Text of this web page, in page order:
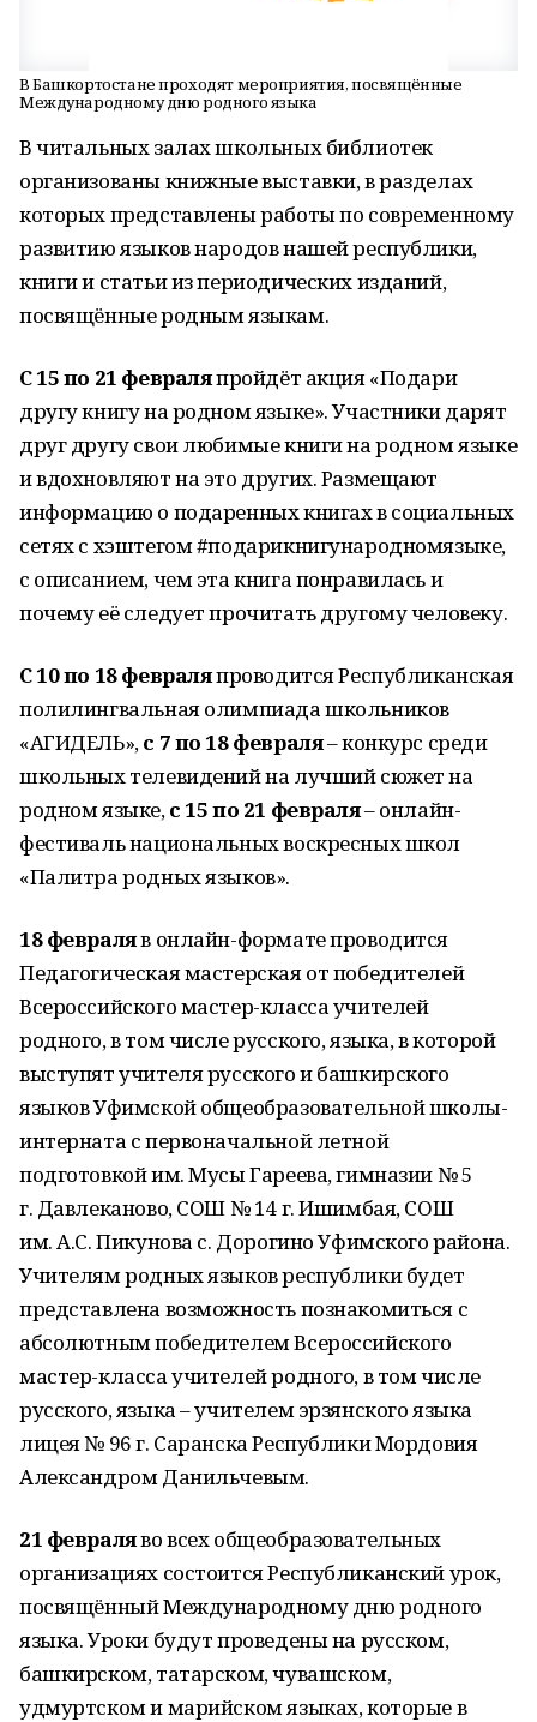
В Башкортостане проходят мероприятия, посвящённые
Международному дню родного языка
В читальных залах школьных библиотек
организованы книжные выставки, в разделах
которых представлены работы по современному
развитию языков народов нашей республики,
книги и статьи из периодических изданий,
посвящённые родным языкам.
С 15 по 21 февраляпройдёт акция «Подари
другу книгу на родном языке». Участники дарят
друг другу свои любимые книги на родном языке
и вдохновляют на это других. Размещают
информацию о подаренных книгах в социальных
сетях с хэштегом #подарикнигународномязыке,
с описанием, чем эта книга понравилась и
почему её следует прочитать другому человеку.
С 10 по 18 февраляпроводится Республиканская
полилингвальная олимпиада школьников
«АГИДЕЛЬ»,с 7 по 18 февраля– конкурс среди
школьных телевидений на лучший сюжет на
родном языке,с 15 по 21 февраля– онлайн-
фестиваль национальных воскресных школ
«Палитра родных языков».
18 февраляв онлайн-формате проводится
Педагогическая мастерская от победителей
Всероссийского мастер-класса учителей
родного, в том числе русского, языка, в которой
выступят учителя русского и башкирского
языков Уфимской общеобразовательной школы-
интерната с первоначальной летной
подготовкой им. Мусы Гареева, гимназии № 5
г. Давлеканово, СОШ № 14 г. Ишимбая, СОШ
им. А.С. Пикунова с. Дорогино Уфимского района.
Учителям родных языков республики будет
представлена возможность познакомиться с
абсолютным победителем Всероссийского
мастер-класса учителей родного, в том числе
русского, языка – учителем эрзянского языка
лицея № 96 г. Саранска Республики Мордовия
Александром Данильчевым.
21 февраляво всех общеобразовательных
организациях состоится Республиканский урок,
посвящённый Международному дню родного
языка. Уроки будут проведены на русском,
башкирском, татарском, чувашском,
удмуртском и марийском языках, которые в